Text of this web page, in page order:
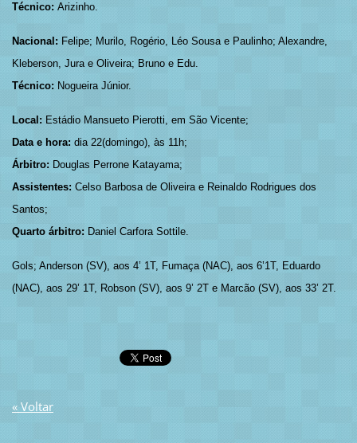
Técnico:Arizinho.
Nacional: Felipe; Murilo, Rogério, Léo Sousa e Paulinho; Alexandre,
Kleberson, Jura e Oliveira; Bruno e Edu.
Técnico:Nogueira Júnior.
Local: Estádio Mansueto Pierotti, em São Vicente;
Data e hora:dia 22(domingo), às 11h;
Árbitro: Douglas Perrone Katayama;
Assistentes:Celso Barbosa de Oliveira e Reinaldo Rodrigues dos
Santos;
Quarto árbitro:Daniel Carfora Sottile.
Gols; Anderson (SV), aos 4’ 1T, Fumaça (NAC), aos 6’1T, Eduardo
(NAC), aos 29’ 1T, Robson (SV), aos 9’ 2T e Marcão (SV), aos 33’ 2T.
« Voltar